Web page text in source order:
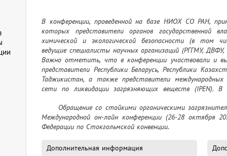
В конференции, проведенной на базе НИОХ СО РАН,
которых представители органов государственной
химической и экологической безопасности (в том
ведущие специалисты научных организаций (РГГМУ,
Важно отметить, что в конференции участвовали и
представители Республики Беларусь, Республики
Таджикистан, а также представители
сети по ликвидации загрязняющих веществ (IPEN). В
ряда стран региона Центральной и Восточной
резолюцию, направленную на укрепление
региона в сфере выявления, сокращения и ликвидации
Международной он-лайн конференции (26-28 октября
Федерации по Стокгольмской конвенции.
Дополнительная информация